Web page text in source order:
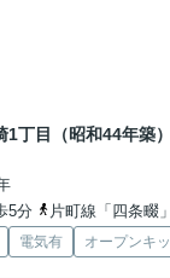
丁目（昭和44年築）
5分
片町線「四条畷
電気有 オープンキ